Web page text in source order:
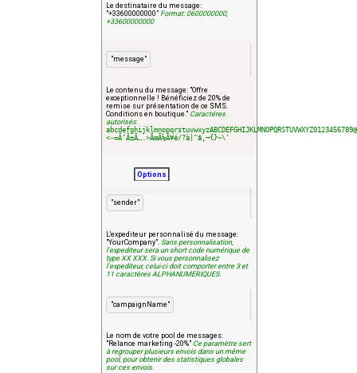
Le destinataire du message:
"+33600000000" Format: 0600000000,
+33600000000
"message"
Le contenu du message: "Offre
exceptionnelle ! Bénéficiez de 20% de
remise sur présentation de ce SMS.
Conditions en boutique." Caractéres
autorisés:
<-=Ã‘Ã±Ã….>ÃœÃ¼Ã¥é/?à|^â‚¬{}~\'
Options
"sender"
L'expediteur personnalisé du message:
"YourCompany". Sans personnalisation,
l'expediteur sera un short code numérique de
type XX XXX. Si vous personnalisez
l'expediteur, celui-ci doit comporter entre 3 et
11 caractères ALPHANUMERIQUES.
"campaignName"
Le nom de votre pool de messages:
"Relance marketing -20%" Ce paramètre sert
à regrouper plusieurs envois dans un même
pool, pour obtenir des statistiques globales
sur ces envois.